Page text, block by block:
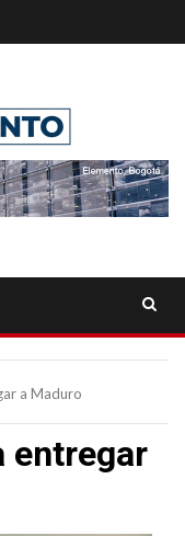
a Maduro
entregar